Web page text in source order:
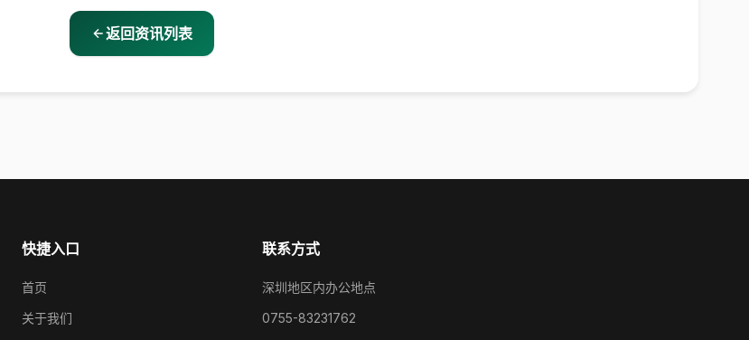
返回资讯列表
快捷入口
首页
关于我们
联系方式
深圳地区内办公地点
0755-83231762